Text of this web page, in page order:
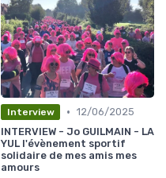
Interview • 12/06/2025
INTERVIEW - Jo GUILMAIN - LA
YUL l'évènement sportif
solidaire de mes amis mes
amours